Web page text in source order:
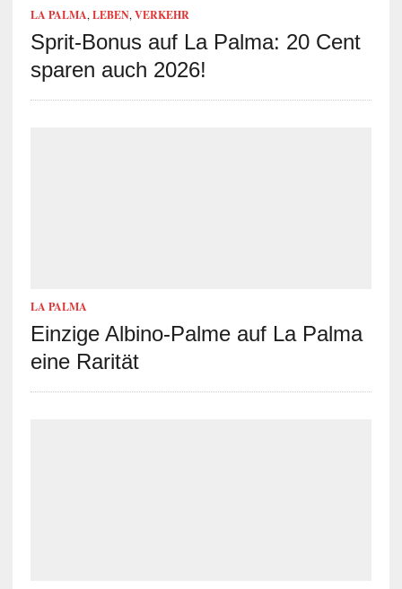
LA PALMA, LEBEN, VERKEHR
Sprit-Bonus auf La Palma: 20 Cent
sparen auch 2026!
LA PALMA
Einzige Albino-Palme auf La Palma
eine Rarität